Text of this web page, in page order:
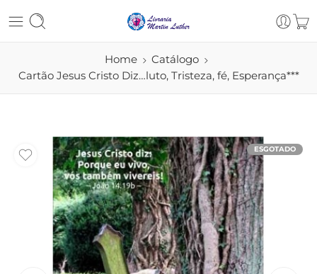
Home
Catálogo
Cartão Jesus Cristo Diz…luto, Tristeza, fé, Esperança***
ESGOTADO